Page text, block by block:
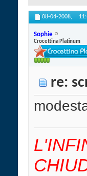
08-04-2008,
Sophie
Crocettina Platinum
re: